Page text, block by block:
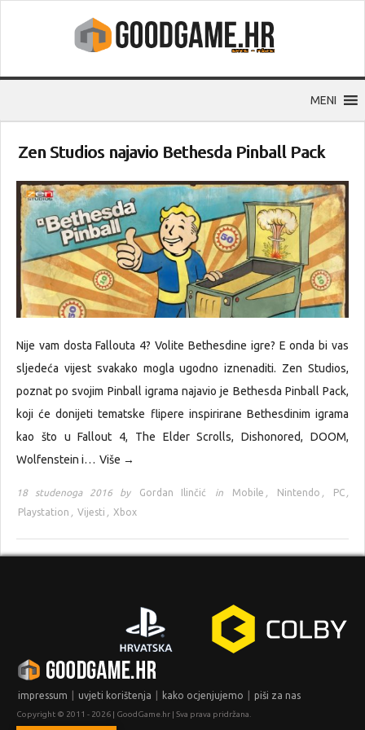
MENI
Zen Studios najavio Bethesda Pinball Pack
Nije vam dosta Fallouta 4? Volite Bethesdine igre? E onda bi vas
sljedeća vijest svakako mogla ugodno iznenaditi. Zen Studios,
poznat po svojim Pinball igrama najavio je Bethesda Pinball Pack,
koji će donijeti tematske flipere inspirirane Bethesdinim igrama
kao što u Fallout 4, The Elder Scrolls, Dishonored, DOOM,
Wolfenstein i… Više →
18 studenoga 2016 by Gordan Ilinčić in Mobile , Nintendo , PC ,
Playstation , Vijesti , Xbox
impressum uvjeti korištenja kako ocjenjujemo piši za nas
Copyright © 2011 - 2026 | GoodGame.hr | Sva prava pridržana.